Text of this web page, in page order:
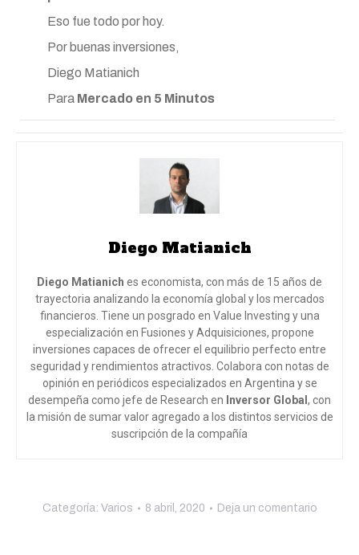
Eso fue todo por hoy.
Por buenas inversiones,
Diego Matianich
Para Mercado en 5 Minutos
Diego Matianich
Diego Matianich es economista, con más de 15 años de
trayectoria analizando la economía global y los mercados
financieros. Tiene un posgrado en Value Investing y una
especialización en Fusiones y Adquisiciones, propone
inversiones capaces de ofrecer el equilibrio perfecto entre
seguridad y rendimientos atractivos. Colabora con notas de
opinión en periódicos especializados en Argentina y se
desempeña como jefe de Research en Inversor Global , con
la misión de sumar valor agregado a los distintos servicios de
suscripción de la compañía
Categoría: Varios 8 abril, 2020 Deja un comentario